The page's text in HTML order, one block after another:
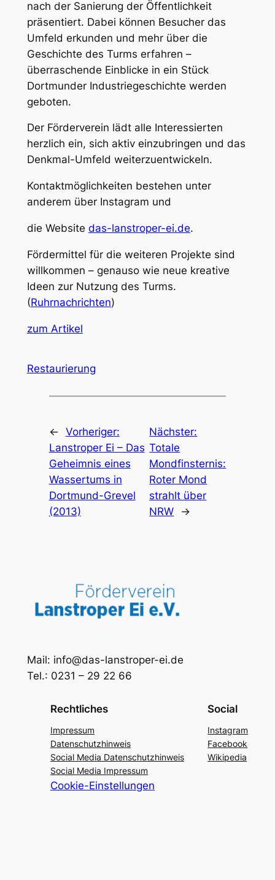
nach der Sanierung der Öffentlichkeit
präsentiert. Dabei können Besucher das
Umfeld erkunden und mehr über die
Geschichte des Turms erfahren –
überraschende Einblicke in ein Stück
Dortmunder Industriegeschichte werden
geboten.
Der Förderverein lädt alle Interessierten
herzlich ein, sich aktiv einzubringen und das
Denkmal-Umfeld weiterzuentwickeln.
Kontaktmöglichkeiten bestehen unter
anderem über Instagram und
die Website das-lanstroper-ei.de.
Fördermittel für die weiteren Projekte sind
willkommen – genauso wie neue kreative
Ideen zur Nutzung des Turms.
(Ruhrnachrichten)
zum Artikel
Restaurierung
← Vorheriger:
Lanstroper Ei – Das
Geheimnis eines
Wassertums in
Dortmund-Grevel
(2013)
Nächster:
Totale
Mondfinsternis:
Roter Mond
strahlt über
NRW
→
Mail: info@das-lanstroper-ei.de
Tel.: 0231 – 29 22 66
Rechtliches
Impressum
Datenschutzhinweis
Social Media Datenschutzhinweis
Social Media Impressum
Cookie-Einstellungen
Social
Instagram
Facebook
Wikipedia